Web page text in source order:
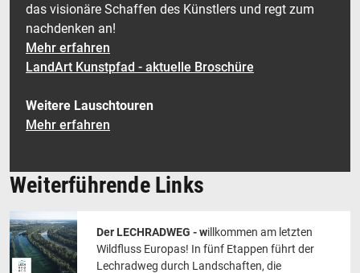
das visionäre Schaffen des Künstlers und regt zum
nachdenken an!
Mehr erfahren
LandArt Kunstpfad - aktuelle Broschüre
Weitere Lauschtouren
Mehr erfahren
Weiterführende Links
Der LECHRADWEG - willkommen am letzten
Wildfluss Europas! In fünf Etappen führt der
Lechradweg durch Landschaften, die